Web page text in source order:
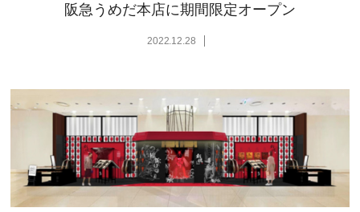
阪急うめだ本店に期間限定オープン
2022.12.28